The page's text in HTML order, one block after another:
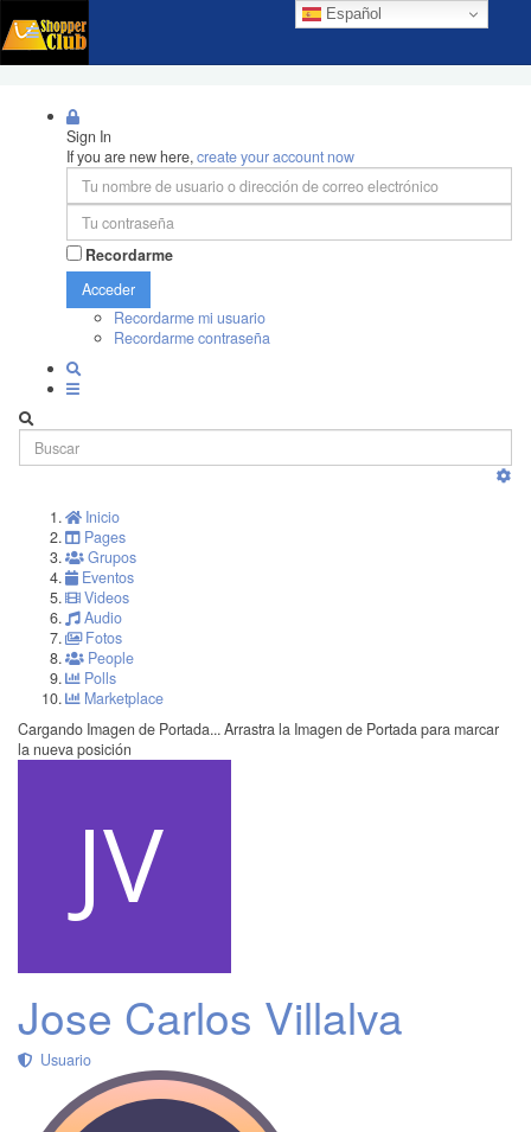
Español
Sign In
If you are new here,create your account now
Recordarme
Acceder
Recordarme mi usuario
Recordarme contraseña
Inicio
Pages
Grupos
Eventos
Videos
Audio
Fotos
People
Polls
Marketplace
Cargando Imagen de Portada... Arrastra la Imagen de Portada para marcar
la nueva posición
Jose Carlos Villalva
Usuario